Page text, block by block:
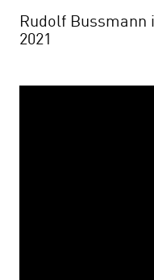
Rudolf Bussmann
2021